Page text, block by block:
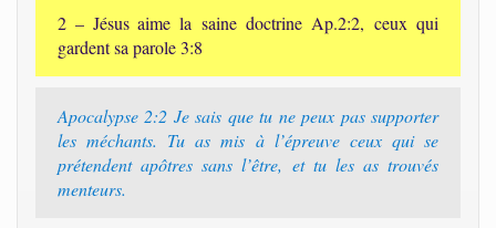
2 – Jésus aime la saine doctrine Ap.2:2, ceux qui
gardent sa parole 3:8
Apocalypse 2:2 Je sais que tu ne peux pas supporter
les méchants. Tu as mis à l’épreuve ceux qui se
prétendent apôtres sans l’être, et tu les as trouvés
menteurs.